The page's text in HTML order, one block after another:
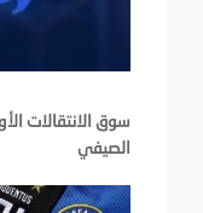
سوق الانتقالات
الصيفي